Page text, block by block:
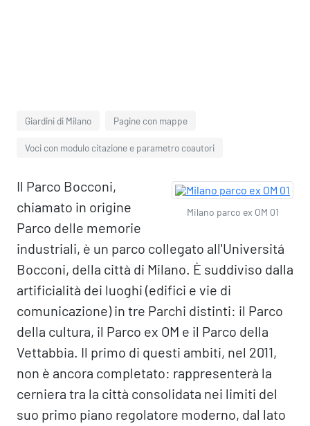
Giardini di Milano Pagine con mappe
Voci con modulo citazione e parametro coautori
Milano parco ex OM 01
Il Parco Bocconi,
chiamato in origine
Parco delle memorie
industriali, è un parco collegato all'Universitá
Bocconi, della città di Milano. È suddiviso dalla
artificialità dei luoghi (edifici e vie di
comunicazione) in tre Parchi distinti: il Parco
della cultura, il Parco ex OM e il Parco della
Vettabbia. Il primo di questi ambiti, nel 2011,
non è ancora completato: rappresenterà la
cerniera tra la città consolidata nei limiti del
suo primo piano regolatore moderno, dal lato